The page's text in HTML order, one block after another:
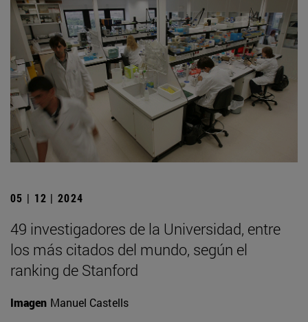
05 | 12 | 2024
49 investigadores de la Universidad, entre
los más citados del mundo, según el
ranking de Stanford
Imagen Manuel Castells